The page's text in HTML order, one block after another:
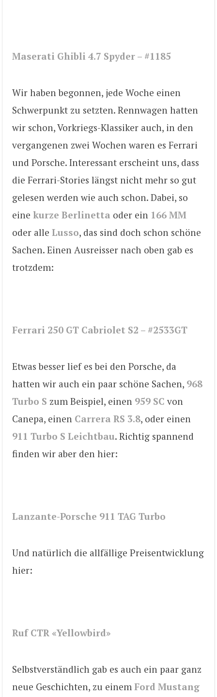
Maserati Ghibli 4.7 Spyder – #1185
Wir haben begonnen, jede Woche einen
Schwerpunkt zu setzten. Rennwagen hatten
wir schon, Vorkriegs-Klassiker auch, in den
vergangenen zwei Wochen waren es Ferrari
und Porsche. Interessant erscheint uns, dass
die Ferrari-Stories längst nicht mehr so gut
gelesen werden wie auch schon. Dabei, so
eine kurze Berlinetta oder ein 166 MM
oder alle Lusso, das sind doch schon schöne
Sachen. Einen Ausreisser nach oben gab es
trotzdem:
Ferrari 250 GT Cabriolet S2 – #2533GT
Etwas besser lief es bei den Porsche, da
hatten wir auch ein paar schöne Sachen, 968
Turbo S zum Beispiel, einen 959 SC von
Canepa, einen Carrera RS 3.8, oder einen
911 Turbo S Leichtbau. Richtig spannend
finden wir aber den hier:
Lanzante-Porsche 911 TAG Turbo
Und natürlich die allfällige Preisentwicklung
hier:
Ruf CTR «Yellowbird»
Selbstverständlich gab es auch ein paar ganz
neue Geschichten, zu einem Ford Mustang